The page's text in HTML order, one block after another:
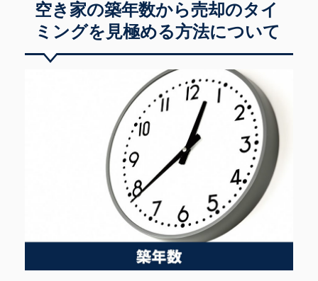
空き家の築年数から売却のタイ
ミングを見極める方法について